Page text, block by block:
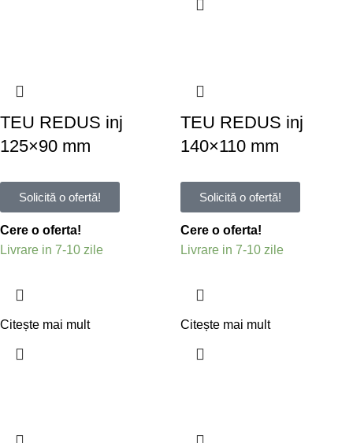
TEU REDUS inj
125×90 mm
Solicită o ofertă!
Cere o oferta!
Livrare in 7-10 zile
Citește mai mult
TEU REDUS inj
140×110 mm
Solicită o ofertă!
Cere o oferta!
Livrare in 7-10 zile
Citește mai mult